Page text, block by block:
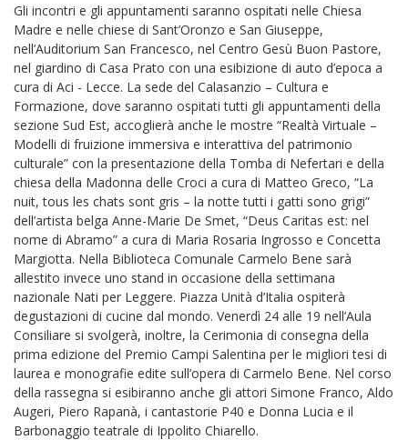
Gli incontri e gli appuntamenti saranno ospitati nelle Chiesa
Madre e nelle chiese di Sant’Oronzo e San Giuseppe,
nell’Auditorium San Francesco, nel Centro Gesù Buon Pastore,
nel giardino di Casa Prato con una esibizione di auto d’epoca a
cura di Aci - Lecce. La sede del Calasanzio – Cultura e
Formazione, dove saranno ospitati tutti gli appuntamenti della
sezione Sud Est, accoglierà anche le mostre “Realtà Virtuale –
Modelli di fruizione immersiva e interattiva del patrimonio
culturale” con la presentazione della Tomba di Nefertari e della
chiesa della Madonna delle Croci a cura di Matteo Greco, “La
nuit, tous les chats sont gris – la notte tutti i gatti sono grigi”
dell’artista belga Anne-Marie De Smet, “Deus Caritas est: nel
nome di Abramo” a cura di Maria Rosaria Ingrosso e Concetta
Margiotta. Nella Biblioteca Comunale Carmelo Bene sarà
allestito invece uno stand in occasione della settimana
nazionale Nati per Leggere. Piazza Unità d’Italia ospiterà
degustazioni di cucine dal mondo. Venerdì 24 alle 19 nell’Aula
Consiliare si svolgerà, inoltre, la Cerimonia di consegna della
prima edizione del Premio Campi Salentina per le migliori tesi di
laurea e monografie edite sull’opera di Carmelo Bene. Nel corso
della rassegna si esibiranno anche gli attori Simone Franco, Aldo
Augeri, Piero Rapanà, i cantastorie P40 e Donna Lucia e il
Barbonaggio teatrale di Ippolito Chiarello.